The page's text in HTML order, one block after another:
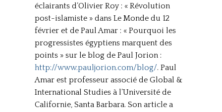
éclairants d’Olivier Roy : « Révolution
post-islamiste » dans Le Monde du 12
février et de Paul Amar : « Pourquoi les
progressistes égyptiens marquent des
points » sur le blog de Paul Jorion :
http://www.pauljorion.com/blog/. Paul
Amar est professeur associé de Global &
International Studies à l’Université de
Californie, Santa Barbara. Son article a